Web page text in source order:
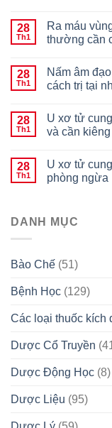
28
Th1
Ra máu
thường cần
28
Th1
Nấm âm
cách trị tại
28
Th1
U xơ tử
và cần
28
Th1
U xơ tử
phòng ngừa
DANH MỤC
Bào Chế (51)
Bệnh Học (129)
Các loại thuốc kích
Dược Cổ Truyền
Dược Động Học (8)
Dược Liệu (95)